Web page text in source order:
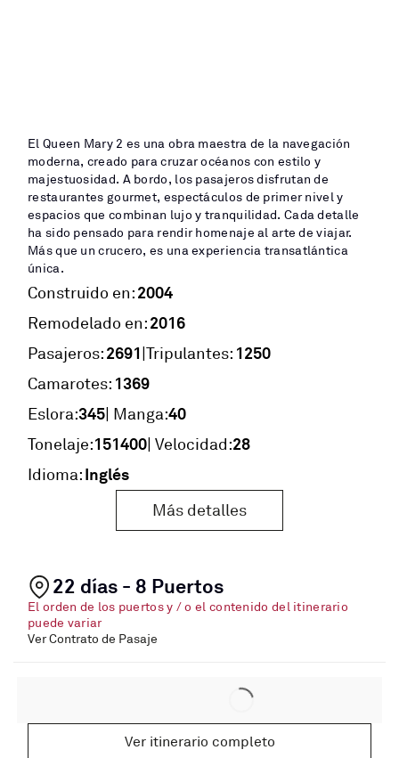
El Queen Mary 2 es una obra maestra de la navegación
moderna, creado para cruzar océanos con estilo y
majestuosidad. A bordo, los pasajeros disfrutan de
restaurantes gourmet, espectáculos de primer nivel y
espacios que combinan lujo y tranquilidad. Cada detalle
ha sido pensado para rendir homenaje al arte de viajar.
Más que un crucero, es una experiencia transatlántica
única.
Construido en:2004
Remodelado en:2016
Pasajeros:2691|Tripulantes: 1250
Camarotes: 1369
Eslora:345| Manga:40
Tonelaje:151400| Velocidad:28
Idioma:Inglés
Más detalles
22 días - 8 Puertos
El orden de los puertos y / o el contenido del itinerario
puede variar
Ver Contrato de Pasaje
Ver itinerario completo